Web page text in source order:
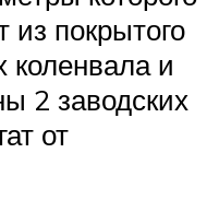
из покрытого
и
2 заводских
от